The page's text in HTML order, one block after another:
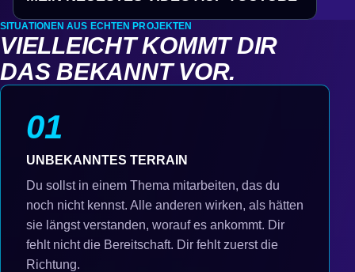
SITUATIONEN AUS ECHTEN PROJEKTEN
VIELLEICHT KOMMT DIR
DAS BEKANNT VOR.
01
UNBEKANNTES TERRAIN
Du sollst in einem Thema mitarbeiten, das du
noch nicht kennst. Alle anderen wirken, als hätten
sie längst verstanden, worauf es ankommt. Dir
fehlt nicht die Bereitschaft. Dir fehlt zuerst die
Richtung.